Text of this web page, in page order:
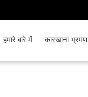
हमारे बारे में कारखाना भ्रमण